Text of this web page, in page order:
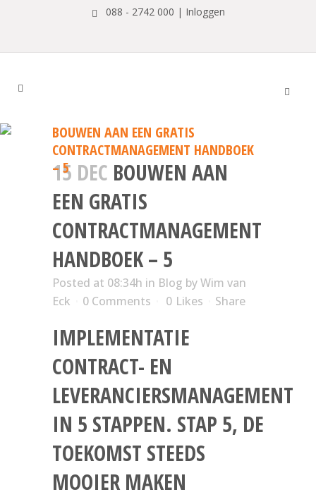
088 - 2742 000 | Inloggen
BOUWEN AAN EEN GRATIS
CONTRACTMANAGEMENT HANDBOEK
– 5
15 DEC BOUWEN AAN
EEN GRATIS
CONTRACTMANAGEMENT
HANDBOEK – 5
Posted at 08:34h in Blog byWim van
Eck
0 Comments 0 Likes Share
IMPLEMENTATIE
CONTRACT- EN
LEVERANCIERSMANAGEMENT
IN 5 STAPPEN. STAP 5, DE
TOEKOMST STEEDS
MOOIER MAKEN